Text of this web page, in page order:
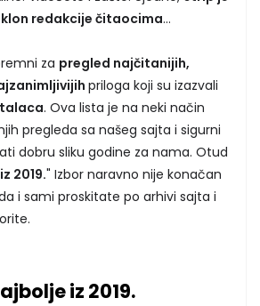
redakcije čitaocima...
za pregled najčitanijih,
priloga koji su izazvali
. Ova lista je na neki način
pregleda sa našeg sajta i sigurni
dobru sliku godine za nama. Otud
2019." Izbor naravno nije konačan
i sami proskitate po arhivi sajta i
iz 2019.